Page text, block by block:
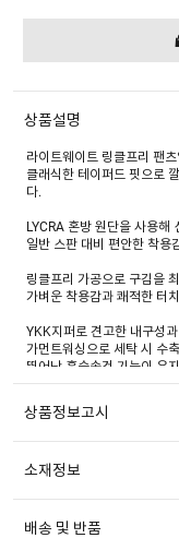
상품설명
라이트웨이트 링클프리 팬
클래식한 테이퍼드 핏으로
다.
LYCRA 혼방 원단을 사용해
일반 스판 대비 편안한 착용
링클프리 가공으로 구김을
가벼운 착용감과 쾌적한 터
YKK지퍼로 견고한 내구성
가먼트워싱으로 세탁 시 수
뛰어난 흡습속건 기능이 유
상품정보고시
소재정보
배송 및 반품